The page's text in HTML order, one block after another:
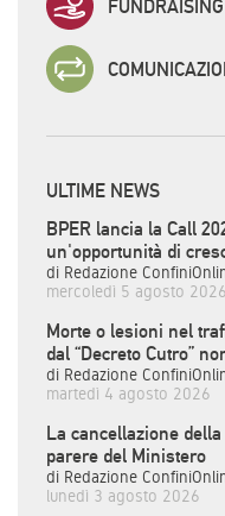
FUNDRAISING
ULTIME NEWS
BPER lancia la Call
un'opportunità di
di Redazione
mercoledì 5 agosto 2026
Morte o lesioni nel
dal “Decreto Cutro”
di Redazione
martedì 4 agosto 2026
La cancellazione
parere del Ministero
di Redazione
lunedì 3 agosto 2026